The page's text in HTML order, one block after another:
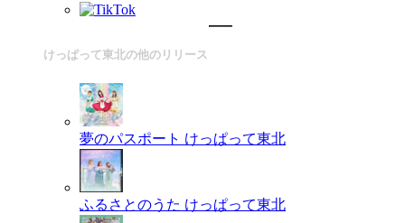
けっぱって東北の他のリリース
夢のパスポート けっぱって東北
ふるさとのうた けっぱって東北